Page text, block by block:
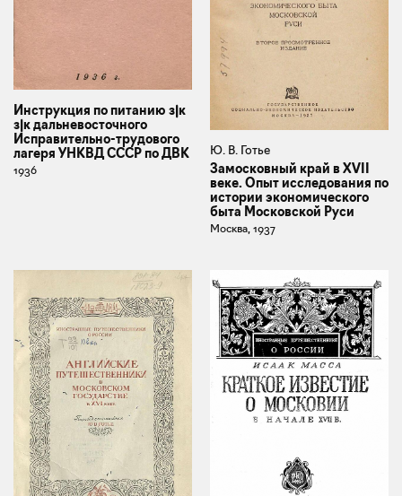
Инструкция по питанию з|к
з|к дальневосточного
Исправительно-трудового
лагеря УНКВД СССР по ДВК
1936
Ю. В. Готье
Замосковный край в XVII
веке. Опыт исследования по
истории экономического
быта Московской Руси
Москва, 1937